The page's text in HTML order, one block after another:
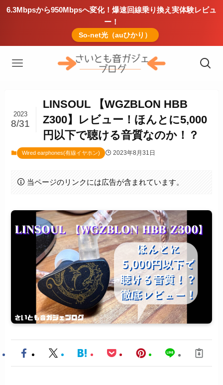
6.3Mbpsから950Mbpsへ変化！爆速回線乗り換え実体験レビュ
ー！
So-net光（auひかり）
LINSOUL 【WGZBLON HBB
Z300】レビュー！ほんとに5,000
円以下で聴ける音質なのか！？
2023
8/31
Wired earphones(有線イヤホン) 2023年8月31日
当ページのリンクには広告が含まれています。